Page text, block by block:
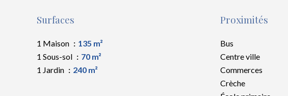
Surfaces
1 Maison
135 m²
1 Sous-sol
70 m²
1 Jardin
240 m²
Proximités
Bus
Centre ville
Commerces
Crèche